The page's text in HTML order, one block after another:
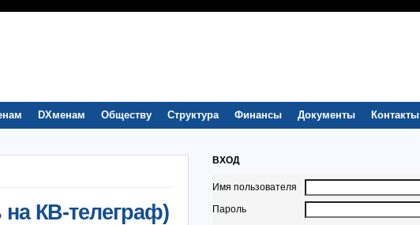
DXменам Обществу Структура Финансы Документы Контакты
КВ-телеграф)
ВХОД
Имя пользователя
Пароль